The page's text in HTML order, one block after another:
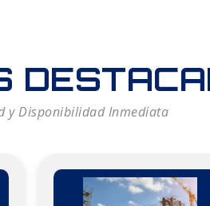
y Disponibilidad Inmediata